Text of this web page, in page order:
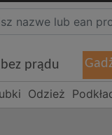
prądu
Odzież